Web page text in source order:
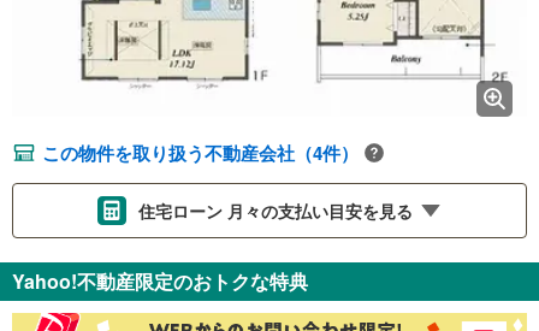
この物件を取り扱う不動産会社（4件）
住宅ローン 月々の支払い目安を見る
金利 ％
Yahoo!不動産限定のおトクな特典